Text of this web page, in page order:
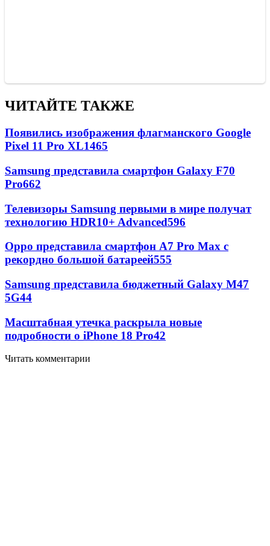
ЧИТАЙТЕ ТАКЖЕ
Появились изображения флагманского Google
Pixel 11 Pro XL1465
Samsung представила смартфон Galaxy F70
Pro662
Телевизоры Samsung первыми в мире получат
технологию HDR10+ Advanced596
Oppo представила смартфон A7 Pro Max с
рекордно большой батареей555
Samsung представила бюджетный Galaxy M47
5G44
Масштабная утечка раскрыла новые
подробности о iPhone 18 Pro42
Читать комментарии